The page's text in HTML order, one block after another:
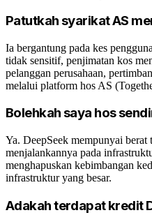
Patutkah syarikat AS
Ia bergantung pada kes
tidak sensitif, penjimatan kos
pelanggan perusahaan,
melalui platform hos AS
Bolehkah saya hos
Ya. DeepSeek mempunyai berat
menjalankannya pada
menghapuskan kebimbangan
infrastruktur yang besar.
Adakah terdapat kredit